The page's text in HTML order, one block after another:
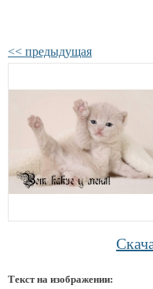
<< предыдущая
Текст на изображении: